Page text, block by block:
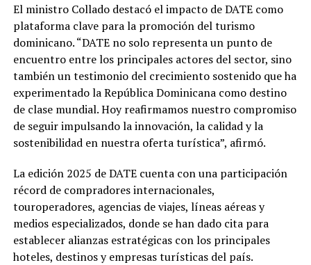
El ministro Collado destacó el impacto de DATE como
plataforma clave para la promoción del turismo
dominicano. “DATE no solo representa un punto de
encuentro entre los principales actores del sector, sino
también un testimonio del crecimiento sostenido que ha
experimentado la República Dominicana como destino
de clase mundial. Hoy reafirmamos nuestro compromiso
de seguir impulsando la innovación, la calidad y la
sostenibilidad en nuestra oferta turística”, afirmó.
La edición 2025 de DATE cuenta con una participación
récord de compradores internacionales,
touroperadores, agencias de viajes, líneas aéreas y
medios especializados, donde se han dado cita para
establecer alianzas estratégicas con los principales
hoteles, destinos y empresas turísticas del país.